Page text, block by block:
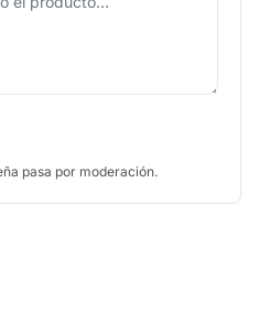
pasa por moderación.